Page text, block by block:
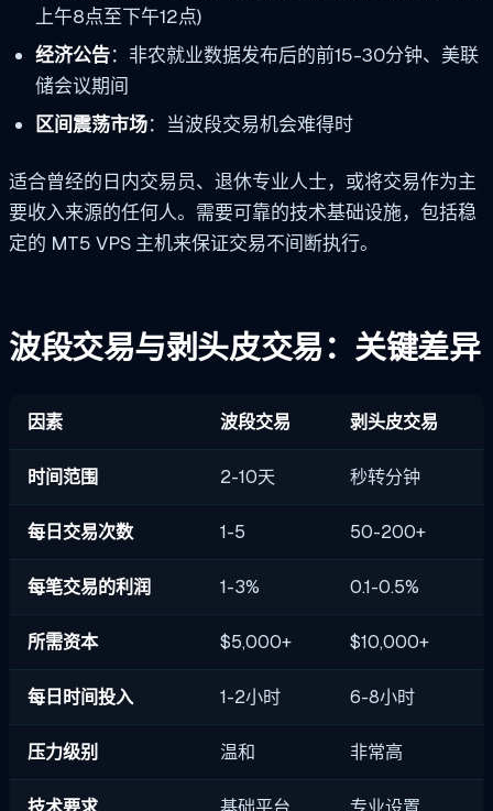
上午8点至下午12点)
经济公告：非农就业数据发布后的前15-30分钟、美联
储会议期间
区间震荡市场：当波段交易机会难得时
适合曾经的日内交易员、退休专业人士，或将交易作为主
要收入来源的任何人。需要可靠的技术基础设施，包括稳
定的 MT5 VPS 主机来保证交易不间断执行。
波段交易与剥头皮交易：关键差异
因素 波段交易 剥头皮交易
时间范围 2-10天 秒转分钟
每日交易次数 1-5 50-200+
每笔交易的利润 1-3% 0.1-0.5%
所需资本 $5,000+ $10,000+
每日时间投入 1-2小时 6-8小时
压力级别 温和 非常高